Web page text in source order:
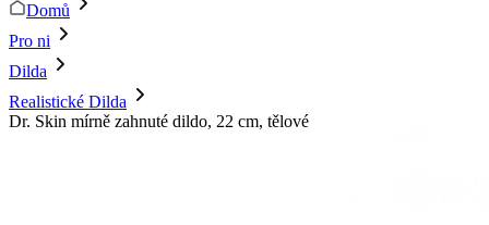
Domů
Pro ni
Dilda
Realistické Dilda
Dr. Skin mírně zahnuté dildo, 22 cm, tělové